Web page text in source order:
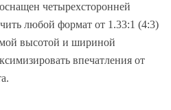
четырехсторонней
любой формат от 1.33:1 (4:3)
высотой и шириной
впечатления от